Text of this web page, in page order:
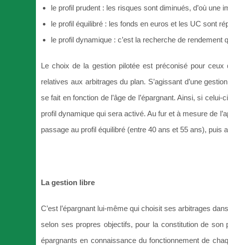
le profil prudent : les risques sont diminués, d’où
le profil équilibré : les fonds en euros et les UC sont
le profil dynamique : c’est la recherche de
Le choix de la gestion pilotée est préconisé pour
relatives aux arbitrages du plan. S’agissant d’une
se fait en fonction de l’âge de l’épargnant. Ainsi, si
profil dynamique qui sera activé. Au fur et à mesure de
passage au profil équilibré (entre 40 ans et 55 ans), puis
La gestion libre
C’est l’épargnant lui-même qui choisit ses arbitrages
selon ses propres objectifs, pour la constitution de son
épargnants en connaissance du fonctionnement de